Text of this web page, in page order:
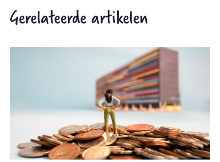
Gerelateerde artikelen